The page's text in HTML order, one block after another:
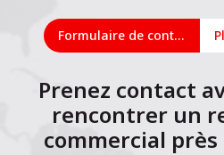
Formulaire de contact
Prenez contact
rencontrer un
commercial près